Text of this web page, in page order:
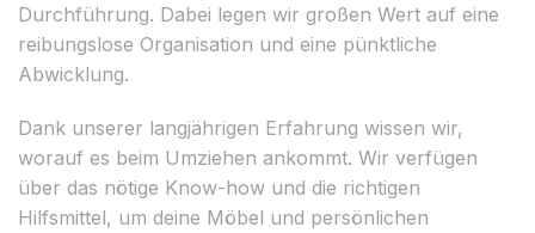
Durchführung. Dabei legen wir großen Wert auf eine
reibungslose Organisation und eine pünktliche
Abwicklung.
Dank unserer langjährigen Erfahrung wissen wir,
worauf es beim Umziehen ankommt. Wir verfügen
über das nötige Know-how und die richtigen
Hilfsmittel, um deine Möbel und persönlichen